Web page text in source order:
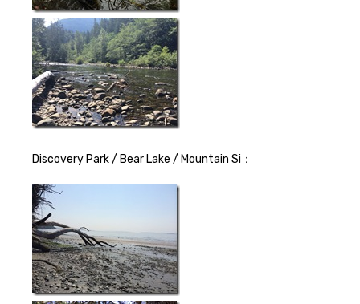
Discovery Park / Bear Lake / Mountain Si：